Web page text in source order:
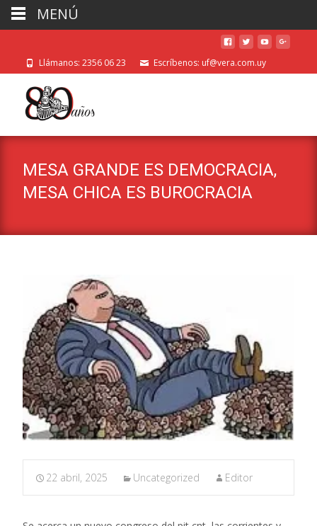
Llámanos: 2356 06 23 Escríbenos: uf@vera.com.uy
MESA GRANDE ES DEMOCRACIA,
MESA CHICA ES BUROCRACIA
22 abril, 2025 Uncategorized Editor
MENÚ